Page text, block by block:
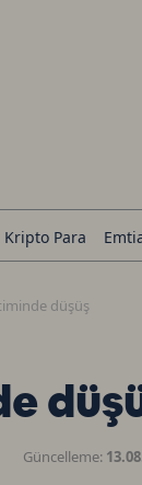
Kripto Para
düşüş
Güncelleme: